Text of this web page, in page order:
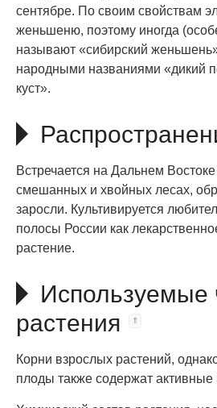
сентябре. По своим свойствам
женьшеню, поэтому иногда
называют «сибирский
народными названиями «дикий
куст».
Встречается на Дальнем
смешанных и хвойных лесах,
заросли. Культивируется
полосы России как
растение.
Используемые
растения
Корни взрослых растений,
плоды также содержат активные